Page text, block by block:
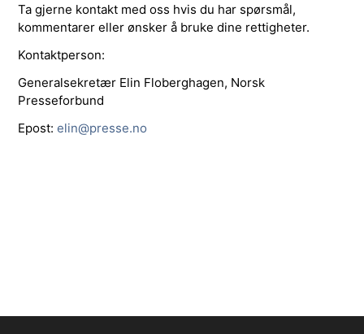
Ta gjerne kontakt med oss hvis du har spørsmål,
kommentarer eller ønsker å bruke dine rettigheter.
Kontaktperson:
Generalsekretær Elin Floberghagen, Norsk
Presseforbund
Epost:elin@presse.no